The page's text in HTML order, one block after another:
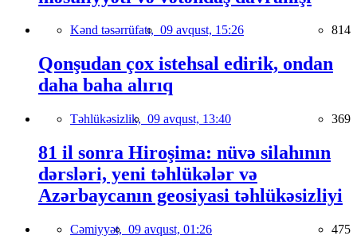
Kənd təsərrüfatı, 09 avqust, 15:26 814
Qonşudan çox istehsal edirik, ondan
daha baha alırıq
Təhlükəsizlik, 09 avqust, 13:40 369
81 il sonra Hiroşima: nüvə silahının
dərsləri, yeni təhlükələr və
Azərbaycanın geosiyasi təhlükəsizliyi
Cəmiyyət, 09 avqust, 01:26 475